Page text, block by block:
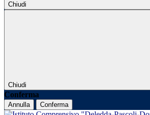
Chiudi
Chiudi
Conferma
Annulla Conferma